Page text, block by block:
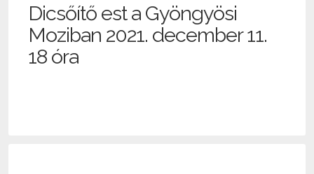
Dicsőítő est a Gyöngyösi
Moziban 2021. december 11.
18 óra